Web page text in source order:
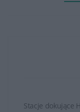
Stacje dokujące